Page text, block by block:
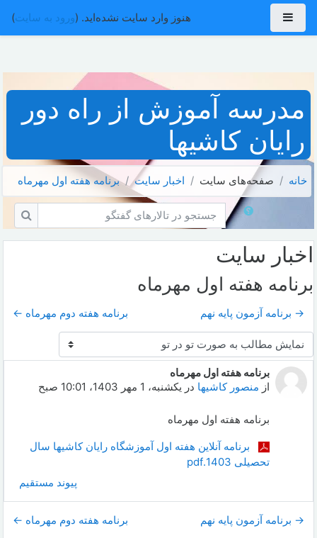
پرش به محتوای اصلی
هنوز وارد سایت نشده‌اید. (ورود به سایت)
مدرسه آموزش از راه دور
رایان کاشیها
خانه صفحه‌های سایت اخبار سايت برنامه هفته اول مهرماه
جستجو در تالارهای گفتگو
اخبار سايت
برنامه هفته اول مهرماه
→ برنامه آزمون پایه نهم برنامه هفته دوم مهرماه ←
نحوهٔ نمایش
برنامه هفته اول مهرماه
از منصور کاشیها در یکشنبه، 1 مهر 1403، 10:01 صبح
Number of replies: 0
برنامه هفته اول مهرماه
برنامه آنلاین هفته اول آموزشگاه رایان کاشیها سال
تحصیلی 1403.pdf
پیوند مستقیم
→ برنامه آزمون پایه نهم برنامه هفته دوم مهرماه ←